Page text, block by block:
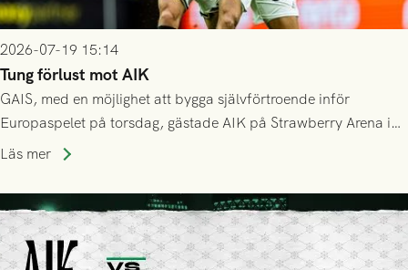
2026-07-19 15:14
Tung förlust mot AIK
GAIS, med en möjlighet att bygga självförtroende inför
Europaspelet på torsdag, gästade AIK på Strawberry Arena i
Stockholm . Men trots konstant hotande i första halvlek av
lyckades få in 2-0.
Läs mer